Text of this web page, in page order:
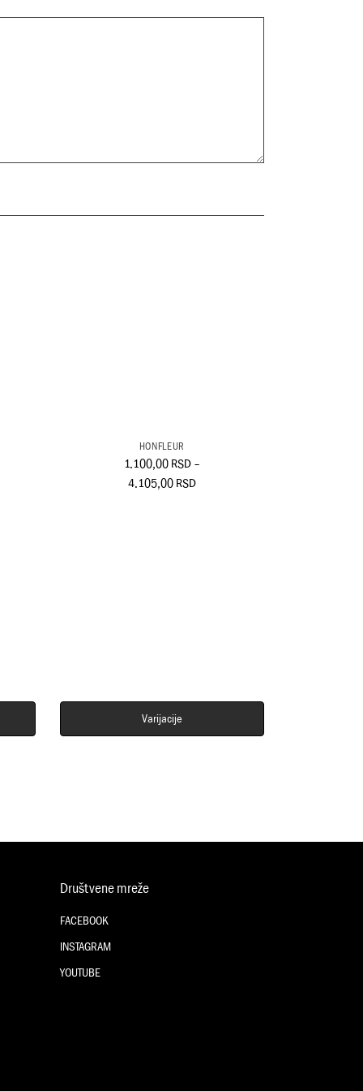
HONFLEUR
1.100,00RSD–
4.105,00RSD
Varijacije
Društvene mreže
FACEBOOK
INSTAGRAM
YOUTUBE